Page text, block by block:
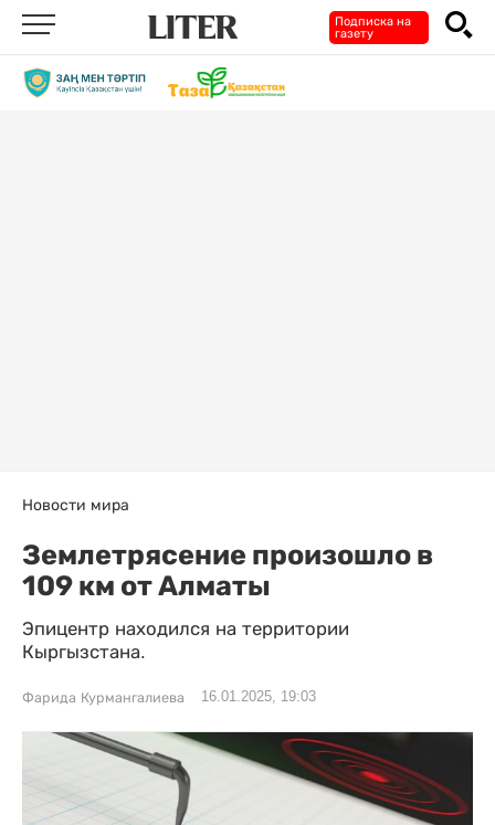
Подписка на
газету
Новости мира
Землетрясение произошло в
109 км от Алматы
Эпицентр находился на территории
Кыргызстана.
Фарида Курмангалиева 16.01.2025, 19:03